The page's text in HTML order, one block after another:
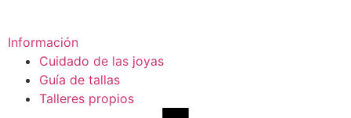
Información
Cuidado de las joyas
Guía de tallas
Talleres propios